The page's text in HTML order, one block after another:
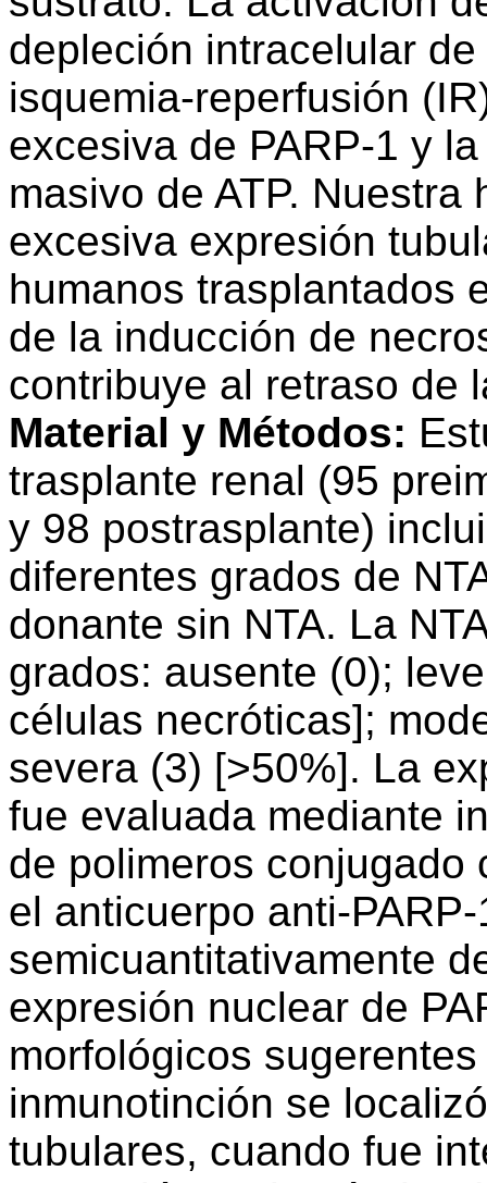
depleción intracelular
isquemia-reperfusión
excesiva de PARP-1 y
masivo de ATP.
excesiva expresión
humanos trasplantados
de la inducción de
contribuye al retraso de
Material y Métodos:
trasplante renal (95
y 98 postrasplante)
diferentes grados de
donante sin NTA. La
grados: ausente (0);
células necróticas];
severa (3) [>50%]. La
fue evaluada mediante
de polimeros conjugado
el anticuerpo anti-
semicuantitativamente
expresión nuclear de
morfológicos
inmunotinción se
tubulares, cuando fue